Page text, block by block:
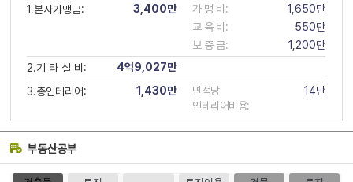
1.본사가맹금: 3,400만 가 맹 비:
1,650만
교 육 비:
550만
보 증 금:
1,200만
2.기 타 설 비:
4억9,027만
3.총인테리어:
1,430만
면적당
인테리어비용:
14만
부동산공부